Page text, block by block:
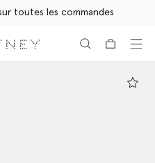
toutes les commandes